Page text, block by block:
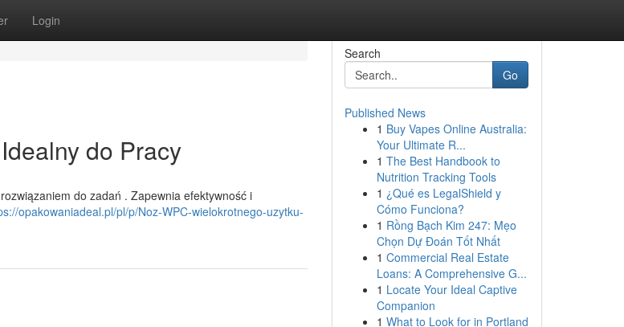
Login
do Pracy
do zadań . Zapewnia efektywność i
opakowaniadeal.pl/pl/p/Noz-WPC-wielokrotnego-uzytku-
Search
Go
Published News
1 Buy Vapes Online Australia:
Your Ultimate R...
1 The Best Handbook to
Nutrition Tracking Tools
1 ¿Qué es LegalShield y
Cómo Funciona?
1 Rồng Bạch Kim 247: Mẹo
Chọn Dự Đoán Tốt Nhất
1 Commercial Real Estate
Loans: A Comprehensive G...
1 Locate Your Ideal Captive
Companion
1 What to Look for in Portland